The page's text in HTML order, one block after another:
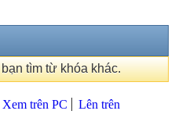
tìm từ khóa khác.
Xem trên PC Lên trên